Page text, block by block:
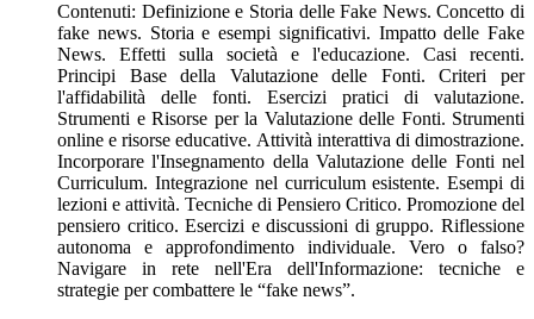
Contenuti: Definizione e Storia delle Fake News. Concetto di
fake news. Storia e esempi significativi. Impatto delle Fake
News. Effetti sulla società e l'educazione. Casi recenti.
Principi Base della Valutazione delle Fonti. Criteri per
l'affidabilità delle fonti. Esercizi pratici di valutazione.
Strumenti e Risorse per la Valutazione delle Fonti. Strumenti
online e risorse educative. Attività interattiva di dimostrazione.
Incorporare l'Insegnamento della Valutazione delle Fonti nel
Curriculum. Integrazione nel curriculum esistente. Esempi di
lezioni e attività. Tecniche di Pensiero Critico. Promozione del
pensiero critico. Esercizi e discussioni di gruppo. Riflessione
autonoma e approfondimento individuale. Vero o falso?
Navigare in rete nell'Era dell'Informazione: tecniche e
strategie per combattere le “fake news”.